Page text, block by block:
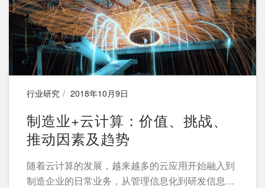
行业研究 2018年10月9日
制造业+云计算：价值、挑战、
推动因素及趋势
随着云计算的发展，越来越多的云应用开始融入到
制造企业的日常业务，从管理信息化到研发信息